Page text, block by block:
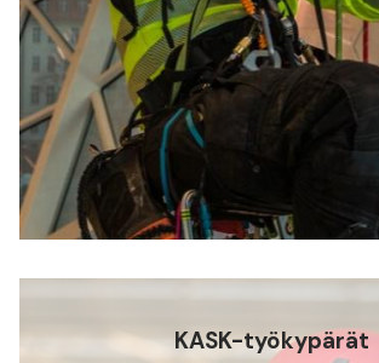
KASK-työkypärät